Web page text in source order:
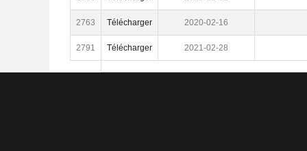
2020-02-16
Télécharger
2763
2021-02-28
Télécharger
2791